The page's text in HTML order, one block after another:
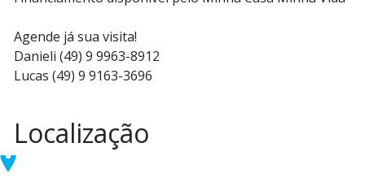
Agende já sua visita!
Danieli (49) 9 9963-8912
Lucas (49) 9 9163-3696
Localização